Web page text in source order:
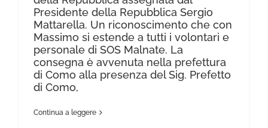
Presidente della Repubblica Sergio
Mattarella. Un riconoscimento che con
Massimo si estende a tutti i volontari e
personale di SOS Malnate. La
consegna è avvenuta nella prefettura
di Como alla presenza del Sig. Prefetto
di Como,
Continua a leggere